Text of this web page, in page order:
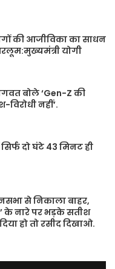
की आजीविका का साधन
योगी
बोले ‘Gen-Z की
नहीं’.
दो घंटे 43 मिनट ही
से निकाला बाहर,
के नारे पर भड़के सतीश
हो तो रसीद दिखाओ.